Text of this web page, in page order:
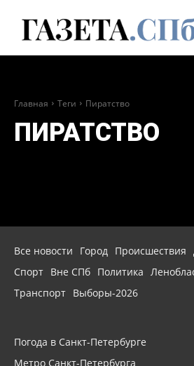
Главная Теги Пиратство
ПИРАТСТВО
Все новости Город Происшествия
Спорт Вне СПб Политика
Транспорт Выборы-2026
Погода в Санкт-Петербурге
Метро Санкт-Петербурга